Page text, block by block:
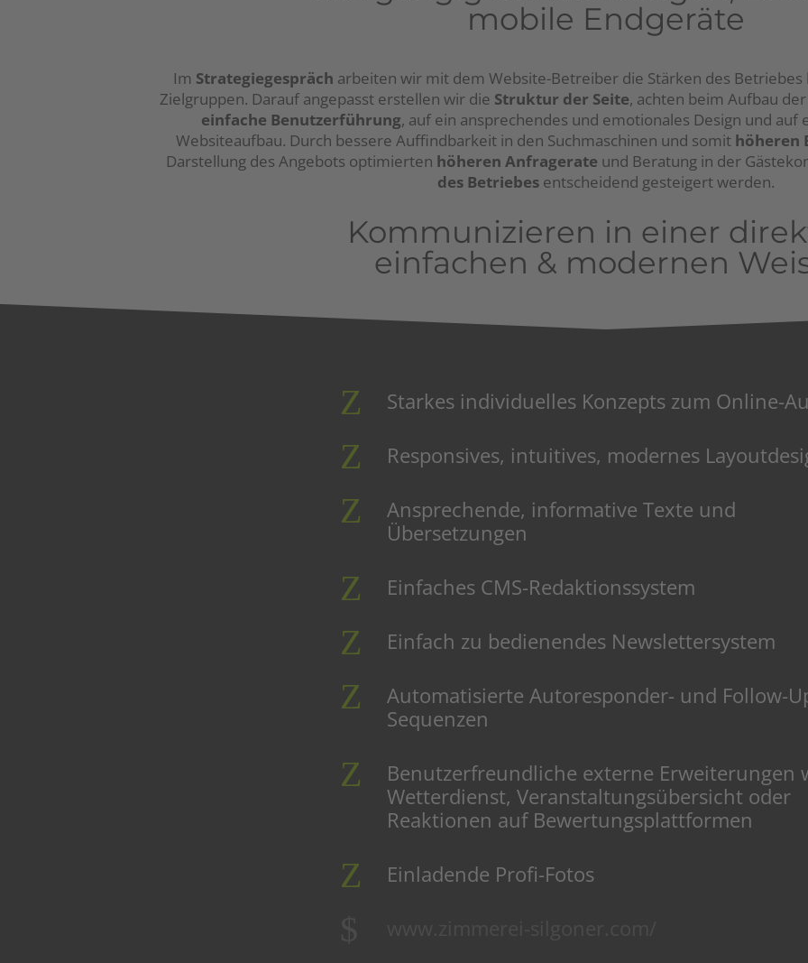
mobile Endgeräte
Im Strategiegespräch arbeiten wir mit dem Website-Betreiber die Stärken des
Zielgruppen. Darauf angepasst erstellen wir die Struktur der Seite, achten beim Aufbau
einfache Benutzerführung, auf ein ansprechendes und emotionales Design und
Websiteaufbau. Durch bessere Auffindbarkeit in den Suchmaschinen und somit höheren
Darstellung des Angebots optimierten höheren Anfragerate und Beratung in der
des Betriebes entscheidend gesteigert werden.
Kommunizieren in einer
einfachen & modernen
Starkes individuelles Konzepts zum Online-
Responsives, intuitives, modernes
Ansprechende, informative Texte und
Übersetzungen
Einfaches CMS-Redaktionssystem
Einfach zu bedienendes Newslettersystem
Automatisierte Autoresponder- und Follow-
Sequenzen
Benutzerfreundliche externe Erweiterungen
Wetterdienst, Veranstaltungsübersicht oder
Reaktionen auf Bewertungsplattformen
Einladende Profi-Fotos